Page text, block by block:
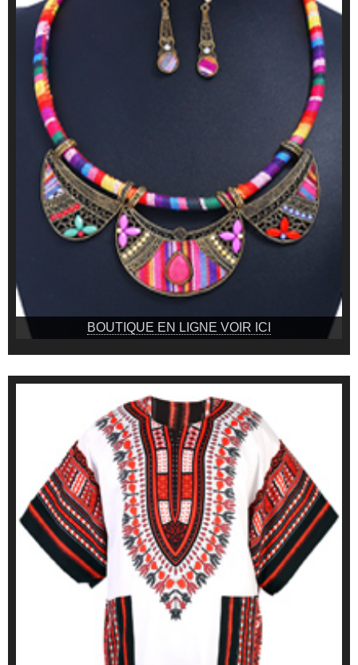
BOUTIQUE EN LIGNE VOIR ICI